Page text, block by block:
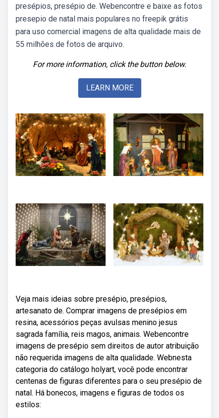
presépios, presépio de. Webencontre e baixe as fotos
presepio de natal mais populares no freepik grátis
para uso comercial imagens de alta qualidade mais de
55 milhões de fotos de arquivo.
For more information, click the button below.
LEARN MORE
Veja mais ideias sobre presépio, presépios,
artesanato de. Comprar imagens de presépios em
resina, acessórios peças avulsas menino jesus
sagrada família, reis magos, animais. Webencontre
imagens de presépio sem direitos de autor atribuição
não requerida imagens de alta qualidade. Webnesta
categoria do catálogo holyart, você pode encontrar
centenas de figuras diferentes para o seu presépio de
natal. Há bonecos, imagens e figuras de todos os
estilos: